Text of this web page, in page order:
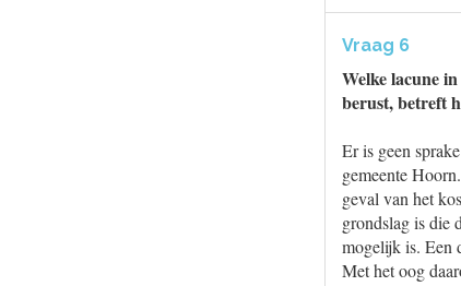
Vraag 6
Welke lacune
berust, betreft
Er is geen
gemeente
geval van het
grondslag is die
mogelijk is. Een
Met het oog